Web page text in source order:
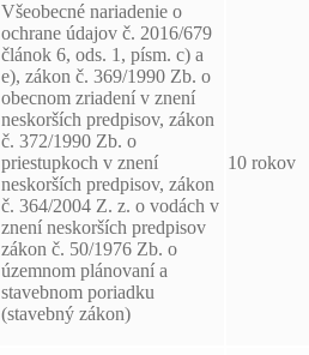
Všeobecné nariadenie o
ochrane údajov č. 2016/679
článok 6, ods. 1, písm. c) a
e), zákon č. 369/1990 Zb. o
obecnom zriadení v znení
neskorších predpisov, zákon
č. 372/1990 Zb. o
priestupkoch v znení
neskorších predpisov, zákon
č. 364/2004 Z. z. o vodách v
znení neskorších predpisov
zákon č. 50/1976 Zb. o
územnom plánovaní a
stavebnom poriadku
(stavebný zákon)
10 rokov